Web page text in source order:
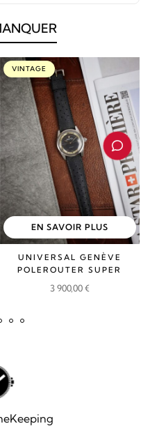
EN SAVOIR PLUS
VINTAGE
UNIVERSAL GENÈVE
POLEROUTER SUPER
3 900,00€